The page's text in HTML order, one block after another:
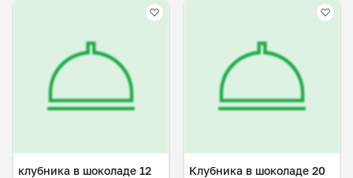
клубника в шоколаде 12
Клубника в шоколаде 20